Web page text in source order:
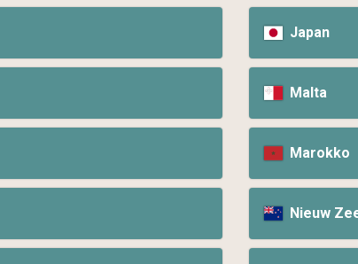
Japan
Malta
Marokko
Nieuw